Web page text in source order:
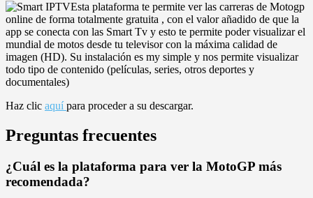
Esta plataforma te permite ver las carreras de Motogp
online de forma totalmente gratuita , con el valor añadido de que la
app se conecta con las Smart Tv y esto te permite poder visualizar el
mundial de motos desde tu televisor con la máxima calidad de
imagen (HD). Su instalación es my simple y nos permite visualizar
todo tipo de contenido (películas, series, otros deportes y
documentales)
Haz clic aquípara proceder a su descargar.
Preguntas frecuentes
¿Cuál es la plataforma para ver la MotoGP más
recomendada?